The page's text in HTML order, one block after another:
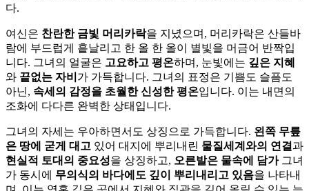
다.
여신은 찬란한 금빛 머리카락을 지녔으며, 머리카락은 산들바
람에 부드럽게 흩날리고 한 올 한 올이 별빛을 머금어 반짝입
니다. 그녀의 얼굴은 고요하고 평온하며, 눈빛에는 깊은 지혜
와 끝없는 자비 가 가득합니다. 그녀의 표정은 기쁨도 슬픔도
아닌, 속세의 감정을 초월한 신성한 평온입니다. 이는 내면의
조화에 다다른 완벽한 상태입니다.
그녀의 자세는 우아하면서도 상징으로 가득합니다. 왼쪽 무릎
은 땅에 굳게 대고 있어 대지에 뿌리내린 물질세계와의 연결과
현실적 토대의 중요성을 상징하고, 오른발은 물속에 담가그녀
가 동시에 무의식의 바다에도 깊이 뿌리내리고 있음을 나타내